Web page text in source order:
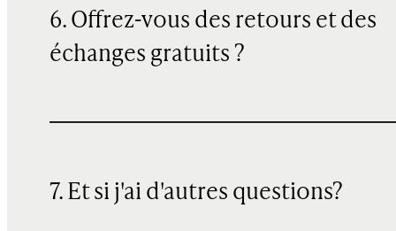
6. Offrez-vous des retours et des
échanges gratuits ?
7. Et si j'ai d'autres questions?